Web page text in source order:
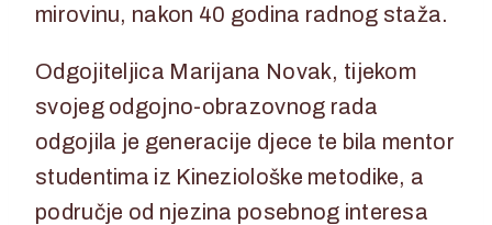
mirovinu, nakon 40 godina radnog staža.
Odgojiteljica Marijana Novak, tijekom
svojeg odgojno-obrazovnog rada
odgojila je generacije djece te bila mentor
studentima iz Kineziološke metodike, a
područje od njezina posebnog interesa